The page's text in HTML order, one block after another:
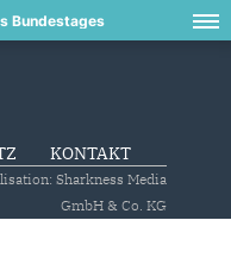
Bundestages
KONTAKT
Sharkness Media
GmbH & Co. KG